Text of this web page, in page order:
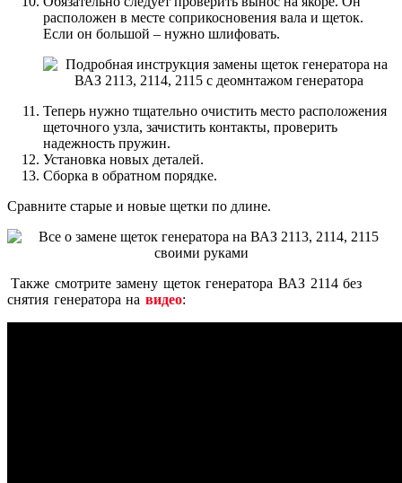
расположен в месте соприкосновения вала и щеток.
Если он большой – нужно шлифовать.
Теперь нужно тщательно очистить место расположения
щеточного узла, зачистить контакты, проверить
надежность пружин.
Установка новых деталей.
Сборка в обратном порядке.
Сравните старые и новые щетки по длине.
Также смотрите замену щеток генератора ВАЗ 2114 без
снятия генератора на видео: